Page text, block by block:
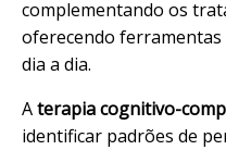
complementando os
oferecendo ferramentas
dia a dia.
Aterapia cognitivo-
identificar padrões de